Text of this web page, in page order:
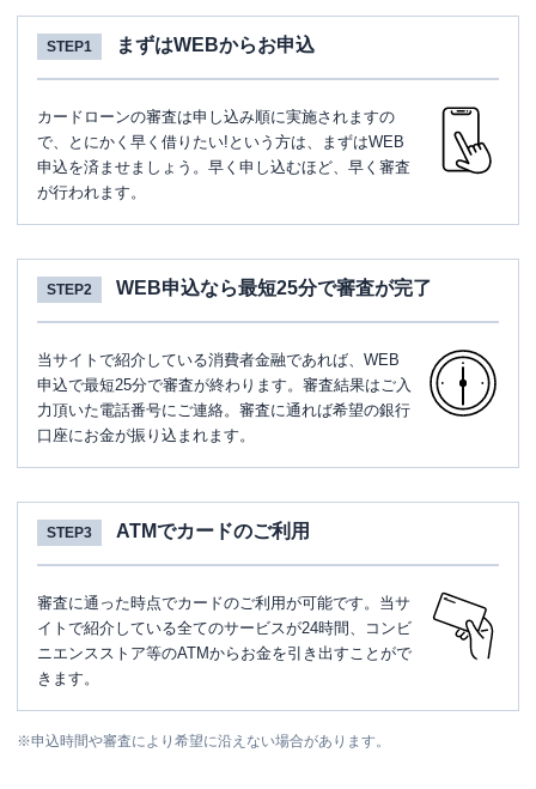
STEP1 まずはWEBからお申込
カードローンの審査は申し込み順に実施されますの
で、とにかく早く借りたい!という方は、まずはWEB
申込を済ませましょう。早く申し込むほど、早く審査
が行われます。
STEP2 WEB申込なら最短25分で審査が完了
当サイトで紹介している消費者金融であれば、WEB
申込で最短25分で審査が終わります。審査結果はご入
力頂いた電話番号にご連絡。審査に通れば希望の銀行
口座にお金が振り込まれます。
STEP3 ATMでカードのご利用
審査に通った時点でカードのご利用が可能です。当サ
イトで紹介している全てのサービスが24時間、コンビ
ニエンスストア等のATMからお金を引き出すことがで
きます。
※申込時間や審査により希望に沿えない場合があります。